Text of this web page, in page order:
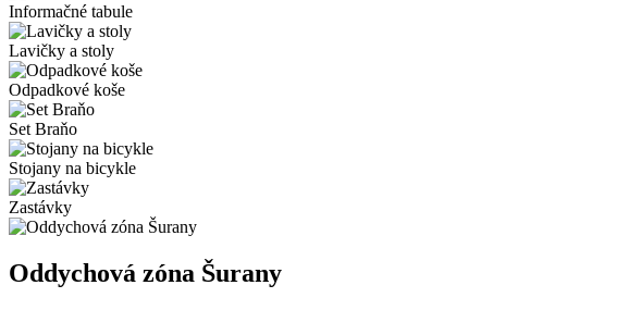
Informačné tabule
Lavičky a stoly
Odpadkové koše
Set Braňo
Stojany na bicykle
Zastávky
Oddychová zóna Šurany